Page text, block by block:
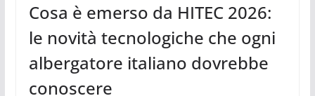
Cosa è emerso da HITEC 2026:
le novità tecnologiche che ogni
albergatore italiano dovrebbe
conoscere